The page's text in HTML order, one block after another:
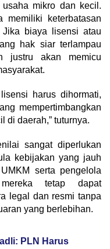
mikro dan kecil.
memiliki keterbatasan
biaya lisensi atau
hak siar terlampau
justru akan memicu
harus dihormati,
mempertimbangkan
di daerah,” tuturnya.
sangat diperlukan
kebijakan yang jauh
serta pengelola
tetap dapat
legal dan resmi tanpa
yang berlebihan.
PLN Harus